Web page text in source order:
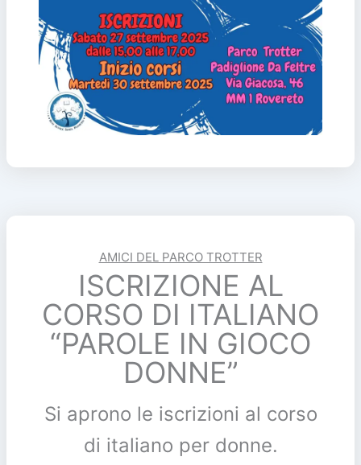
AMICI DEL PARCO TROTTER
ISCRIZIONE AL
CORSO DI ITALIANO
“PAROLE IN GIOCO
DONNE”
Si aprono le iscrizioni al corso
di italiano per donne.